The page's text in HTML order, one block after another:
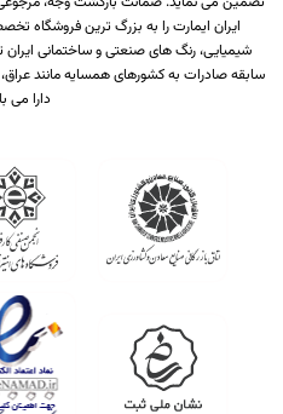
ایران ایمارت را به بزرگ ترین فروشگاه
شیمیایی، رنگ های صنعتی و ساختمانی
سابقه صادرات به کشورهای همسایه مانند عراق،
دارا می